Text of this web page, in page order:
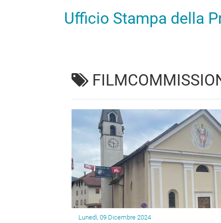
Ufficio Stampa della
Lunedì, 09 Dicembre 2024